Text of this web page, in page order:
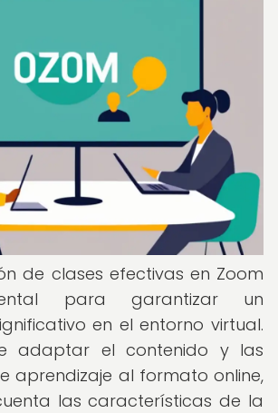
de clases efectivas en Zoom
para garantizar un
en el entorno virtual.
adaptar el contenido y las
aprendizaje al formato online,
las características de la